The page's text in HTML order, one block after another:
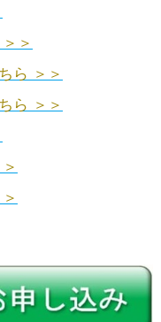
＞
ら ＞＞
ら ＞＞